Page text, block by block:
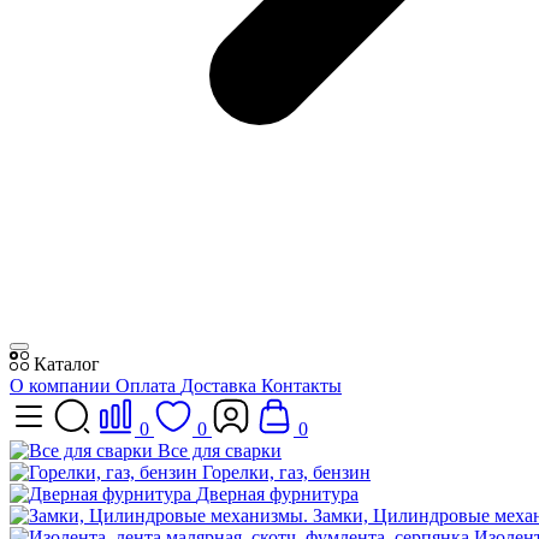
Каталог
О компании Оплата Доставка Контакты
0 0
0
Все для сварки
Горелки, газ, бензин
Дверная фурнитура
Замки, Цилиндровые